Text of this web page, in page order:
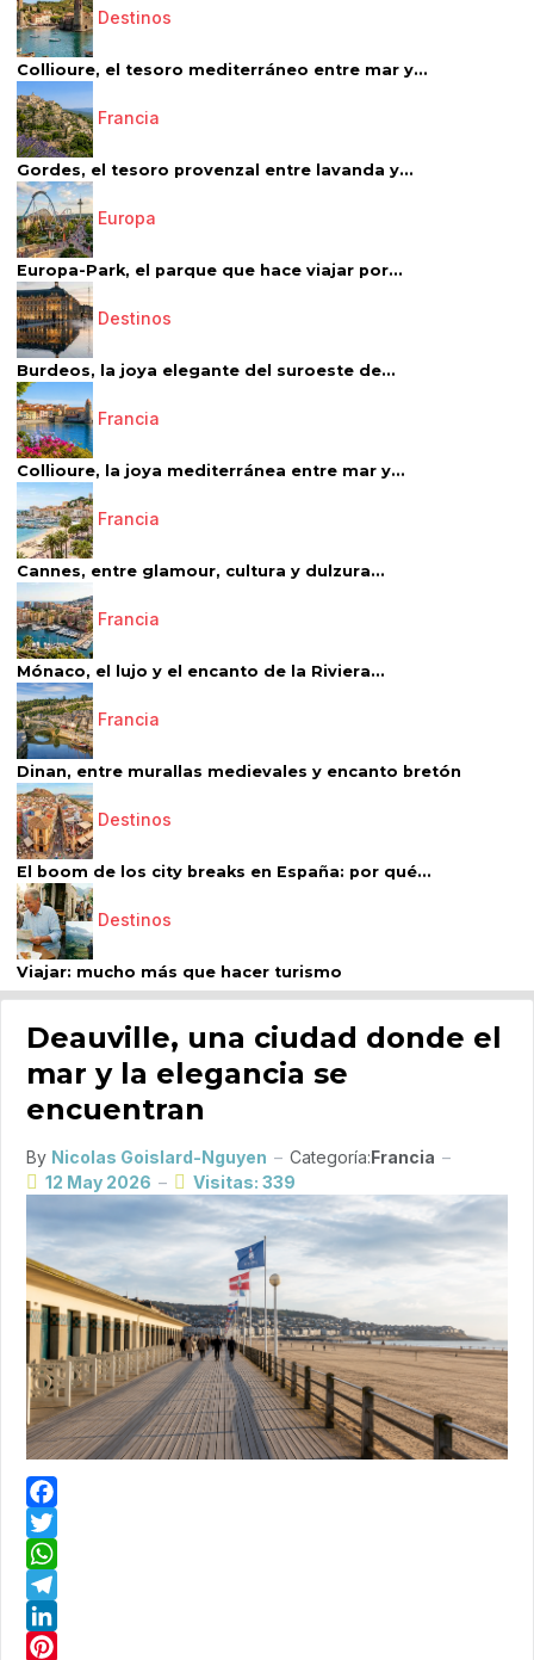
Destinos
Collioure, el tesoro mediterráneo entre mar y...
Francia
Gordes, el tesoro provenzal entre lavanda y...
Europa
Europa-Park, el parque que hace viajar por...
Destinos
Burdeos, la joya elegante del suroeste de...
Francia
Collioure, la joya mediterránea entre mar y...
Francia
Cannes, entre glamour, cultura y dulzura...
Francia
Mónaco, el lujo y el encanto de la Riviera...
Francia
Dinan, entre murallas medievales y encanto bretón
Destinos
El boom de los city breaks en España: por qué...
Destinos
Viajar: mucho más que hacer turismo
Deauville, una ciudad donde el
mar y la elegancia se
encuentran
By Nicolas Goislard-Nguyen Categoría:Francia
12 May 2026
Visitas: 339
Facebook
Twitter
WhatsApp
Telegram
LinkedIn